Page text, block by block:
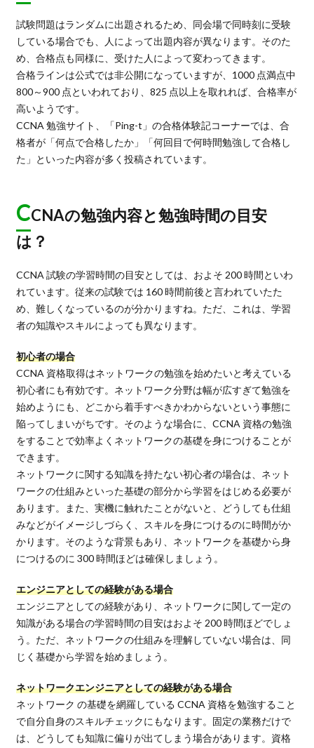
試験問題はランダムに出題されるため、同会場で同時刻に受験
している場合でも、人によって出題内容が異なります。そのた
め、合格点も同様に、受けた人によって変わってきます。
合格ラインは公式では非公開になっていますが、1000 点満点中
800～900 点といわれており、825 点以上を取れれば、合格率が
高いようです。
CCNA 勉強サイト、「Ping-t」の合格体験記コーナーでは、合
格者が「何点で合格したか」「何回目で何時間勉強して合格し
た」といった内容が多く投稿されています。
CCNAの勉強内容と勉強時間の目安
は？
CCNA 試験の学習時間の目安としては、およそ 200 時間といわ
れています。従来の試験では 160 時間前後と言われていたた
め、難しくなっているのが分かりますね。ただ、これは、学習
者の知識やスキルによっても異なります。
初心者の場合
CCNA 資格取得はネットワークの勉強を始めたいと考えている
初心者にも有効です。ネットワーク分野は幅が広すぎて勉強を
始めようにも、どこから着手すべきかわからないという事態に
陥ってしまいがちです。そのような場合に、CCNA 資格の勉強
をすることで効率よくネットワークの基礎を身につけることが
できます。
ネットワークに関する知識を持たない初心者の場合は、ネット
ワークの仕組みといった基礎の部分から学習をはじめる必要が
あります。また、実機に触れたことがないと、どうしても仕組
みなどがイメージしづらく、スキルを身につけるのに時間がか
かります。そのような背景もあり、ネットワークを基礎から身
につけるのに 300 時間ほどは確保しましょう。
エンジニアとしての経験がある場合
エンジニアとしての経験があり、ネットワークに関して一定の
知識がある場合の学習時間の目安はおよそ 200 時間ほどでしょ
う。ただ、ネットワークの仕組みを理解していない場合は、同
じく基礎から学習を始めましょう。
ネットワークエンジニアとしての経験がある場合
ネットワーク の基礎を網羅している CCNA 資格を勉強すること
で自分自身のスキルチェックにもなります。固定の業務だけで
は、どうしても知識に偏りが出てしまう場合があります。資格